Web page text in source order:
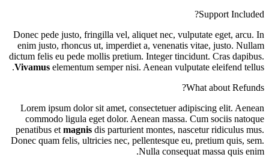
Support Included?
Donec pede justo, fringilla vel, aliquet nec, vulputate eget, arcu. In
enim justo, rhoncus ut, imperdiet a, venenatis vitae, justo. Nullam
dictum felis eu pede mollis pretium. Integer tincidunt. Cras dapibus.
Vivamus elementum semper nisi. Aenean vulputate eleifend tellus.
What about Refunds?
Lorem ipsum dolor sit amet, consectetuer adipiscing elit. Aenean
commodo ligula eget dolor. Aenean massa. Cum sociis natoque
penatibus etmagnis dis parturient montes, nascetur ridiculus mus.
Donec quam felis, ultricies nec, pellentesque eu, pretium quis, sem.
Nulla consequat massa quis enim.